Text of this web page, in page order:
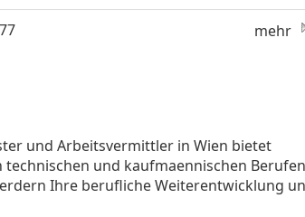
mehr
und Arbeitsvermittler in Wien bietet
und kaufmaennischen
Ihre berufliche Weiterentwicklung